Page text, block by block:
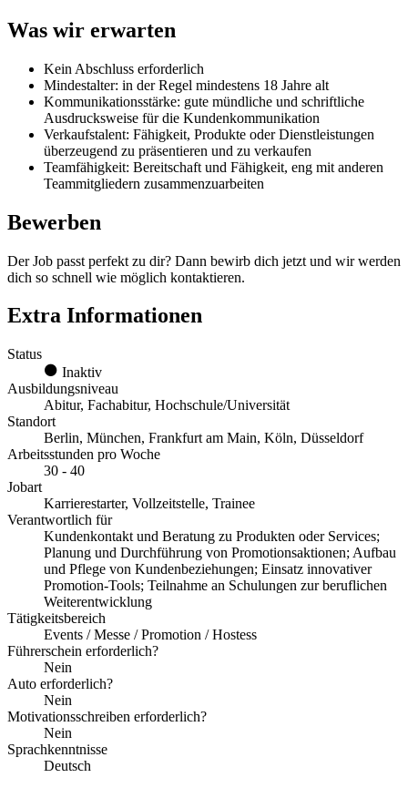
Was wir erwarten
Kein Abschluss erforderlich
Mindestalter: in der Regel mindestens 18 Jahre alt
Kommunikationsstärke: gute mündliche und schriftliche
Ausdrucksweise für die Kundenkommunikation
Verkaufstalent: Fähigkeit, Produkte oder Dienstleistungen
überzeugend zu präsentieren und zu verkaufen
Teamfähigkeit: Bereitschaft und Fähigkeit, eng mit anderen
Teammitgliedern zusammenzuarbeiten
Bewerben
Der Job passt perfekt zu dir? Dann bewirb dich jetzt und wir werden
dich so schnell wie möglich kontaktieren.
Extra Informationen
Status
Inaktiv
Ausbildungsniveau
Abitur, Fachabitur, Hochschule/Universität
Standort
Berlin, München, Frankfurt am Main, Köln, Düsseldorf
Arbeitsstunden pro Woche
30 - 40
Jobart
Karrierestarter, Vollzeitstelle, Trainee
Verantwortlich für
Kundenkontakt und Beratung zu Produkten oder Services;
Planung und Durchführung von Promotionsaktionen; Aufbau
und Pflege von Kundenbeziehungen; Einsatz innovativer
Promotion-Tools; Teilnahme an Schulungen zur beruflichen
Weiterentwicklung
Tätigkeitsbereich
Events / Messe / Promotion / Hostess
Führerschein erforderlich?
Nein
Auto erforderlich?
Nein
Motivationsschreiben erforderlich?
Nein
Sprachkenntnisse
Deutsch